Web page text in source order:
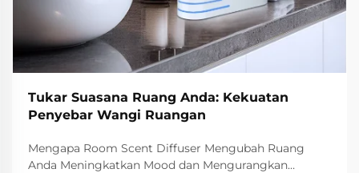
Tukar Suasana Ruang Anda: Kekuatan
Penyebar Wangi Ruangan
Mengapa Room Scent Diffuser Mengubah Ruang
Anda Meningkatkan Mood dan Mengurangkan